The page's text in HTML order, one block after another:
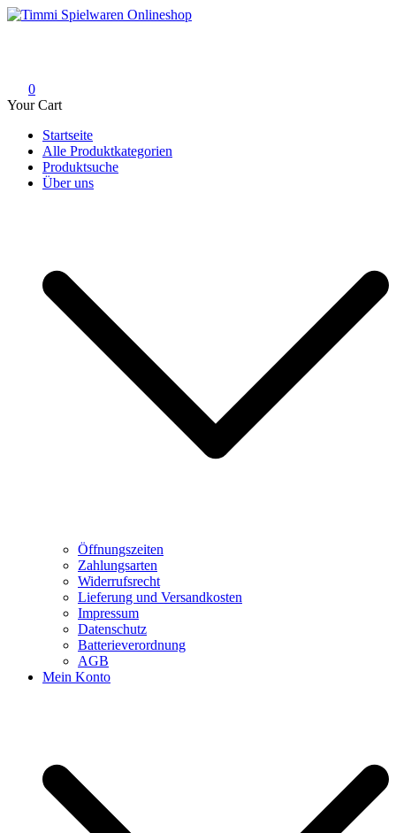
Skip
0
Your Cart
Startseite
Alle Produktkategorien
Produktsuche
Über uns
Öffnungszeiten
Zahlungsarten
Widerrufsrecht
Lieferung und Versandkosten
Impressum
Datenschutz
Batterieverordnung
AGB
Mein Konto